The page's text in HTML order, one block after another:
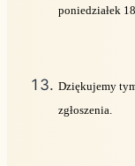
poniedziałek
Dziękujemy
zgłoszenia.